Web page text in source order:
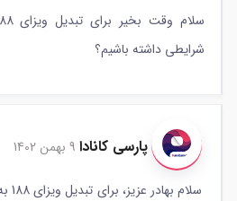
شرایطی داشته باشیم؟
پارسی کانادا 9 بهمن 1402